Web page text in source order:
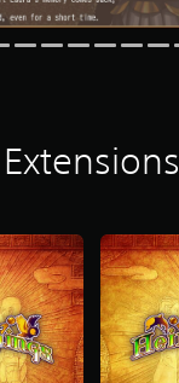
Extensions